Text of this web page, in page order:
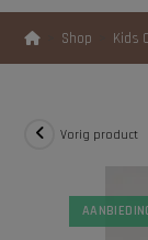
Shop Kids
Vorig product